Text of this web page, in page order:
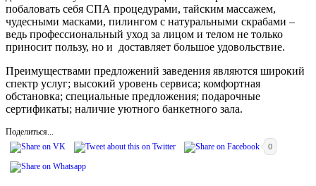
побаловать себя СПА процедурами, тайским массажем,
чудесными масками, пилингом с натуральными скрабами –
ведь профессиональный уход за лицом и телом не только
приносит пользу, но и доставляет большое удовольствие.
Преимуществами предложений заведения являются широкий
спектр услуг; высокий уровень сервиса; комфортная
обстановка; специальные предложения; подарочные
сертификаты; наличие уютного банкетного зала.
Поделиться...
0